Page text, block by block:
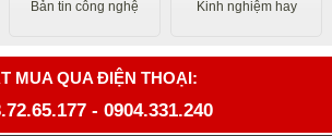
Bản tin công nghệ Kinh nghiệm hay
MUA QUA ĐIỆN THOẠI:
- 0904.331.240